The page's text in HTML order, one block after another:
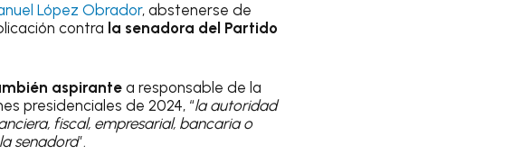
López Obrador, abstenerse de
contra la senadora del Partido
aspirante a responsable de la
presidenciales de 2024, “la autoridad
fiscal, empresarial, bancaria o
senadora”.